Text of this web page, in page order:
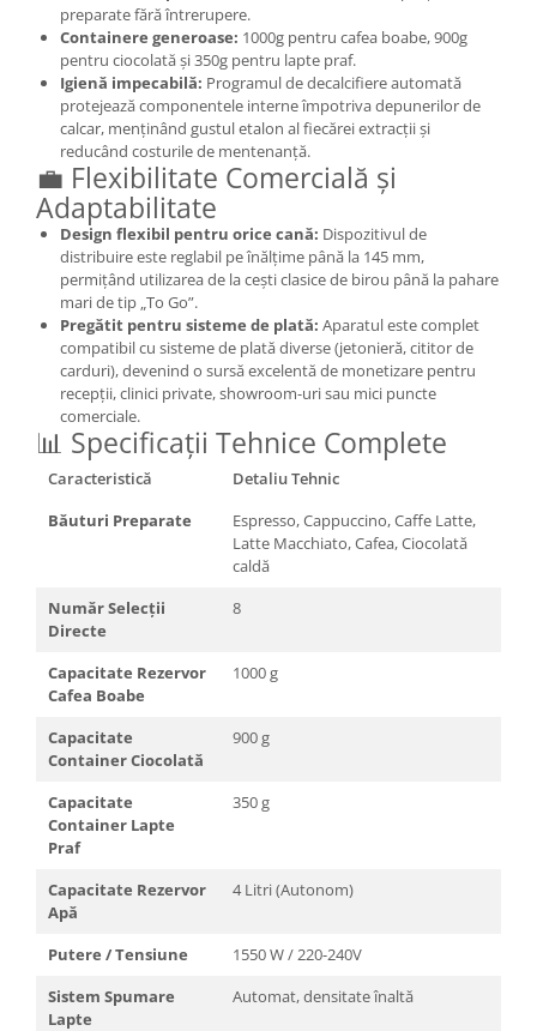
preparate fără întrerupere.
Containere generoase: 1000g pentru cafea boabe, 900g
pentru ciocolată și 350g pentru lapte praf.
Igienă impecabilă: Programul de decalcifiere automată
protejează componentele interne împotriva depunerilor de
calcar, menținând gustul etalon al fiecărei extracții și
reducând costurile de mentenanță.
💼 Flexibilitate Comercială și
Adaptabilitate
Design flexibil pentru orice cană: Dispozitivul de
distribuire este reglabil pe înălțime până la 145 mm,
permițând utilizarea de la cești clasice de birou până la pahare
mari de tip „To Go”.
Pregătit pentru sisteme de plată: Aparatul este complet
compatibil cu sisteme de plată diverse (jetonieră, cititor de
carduri), devenind o sursă excelentă de monetizare pentru
recepții, clinici private, showroom-uri sau mici puncte
comerciale.
📊 Specificații Tehnice Complete
Caracteristică
Detaliu Tehnic
Băuturi Preparate
Espresso, Cappuccino, Caffe Latte,
Latte Macchiato, Cafea, Ciocolată
caldă
Număr Selecții
Directe
8
Capacitate Rezervor
Cafea Boabe
1000 g
Capacitate
Container Ciocolată
900 g
Capacitate
Container Lapte
Praf
350 g
Capacitate Rezervor
Apă
4 Litri (Autonom)
Putere / Tensiune
1550 W / 220-240V
Sistem Spumare
Lapte
Automat, densitate înaltă